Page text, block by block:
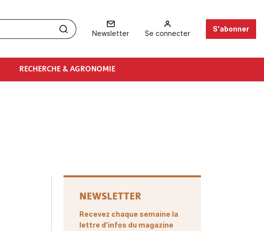
Newsletter Se connecter
S'abonner
RECHERCHE & AGRONOMIE
NEWSLETTER
Recevez chaque semaine la
lettre d'infos du magazine